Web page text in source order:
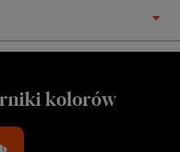
kolorów